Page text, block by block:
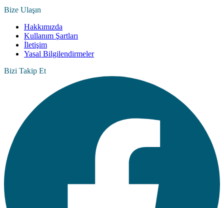
Bize Ulaşın
Hakkımızda
Kullanım Şartları
İletişim
Yasal Bilgilendirmeler
Bizi Takip Et